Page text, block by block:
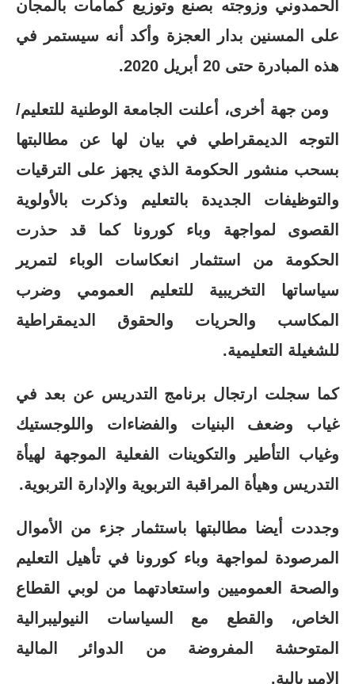
الحمدوني وزوجته بصنع وتوزيع كمامات بالمجان
على المسنين بدار العجزة وأكد أنه سيستمر في
هذه المبادرة حتى 20 أبريل 2020.
ومن جهة أخرى، أعلنت الجامعة الوطنية للتعليم/
التوجه الديمقراطي في بيان لها عن مطالبتها
بسحب منشور الحكومة الذي يجهز على الترقيات
والتوظيفات الجديدة بالتعليم وذكرت بالأولوية
القصوى لمواجهة وباء كورونا كما قد حذرت
الحكومة من استثمار انعكاسات الوباء لتمرير
سياساتها التخريبية للتعليم العمومي وضرب
المكاسب والحريات والحقوق الديمقراطية
للشغيلة التعليمية.
كما سجلت ارتجال برنامج التدريس عن بعد في
غياب وضعف البنيات والفضاءات واللوجستيك
وغياب التأطير والتكوينات الفعلية الموجهة لهيأة
التدريس وهيأة المراقبة التربوية والإدارة التربوية.
وجددت أيضا مطالبتها باستثمار جزء من الأموال
المرصودة لمواجهة وباء كورونا في تأهيل التعليم
والصحة العموميين واستعادتهما من لوبي القطاع
الخاص، والقطع مع السياسات النيوليبرالية
المتوحشة المفروضة من الدوائر المالية
الامبريالية.